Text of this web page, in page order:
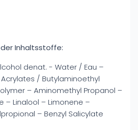
Inhaltsstoffe:
denat. - Water / Eau –
/ Butylaminoethyl
– Aminomethyl Propanol –
– Linalool – Limonene –
– Benzyl Salicylate